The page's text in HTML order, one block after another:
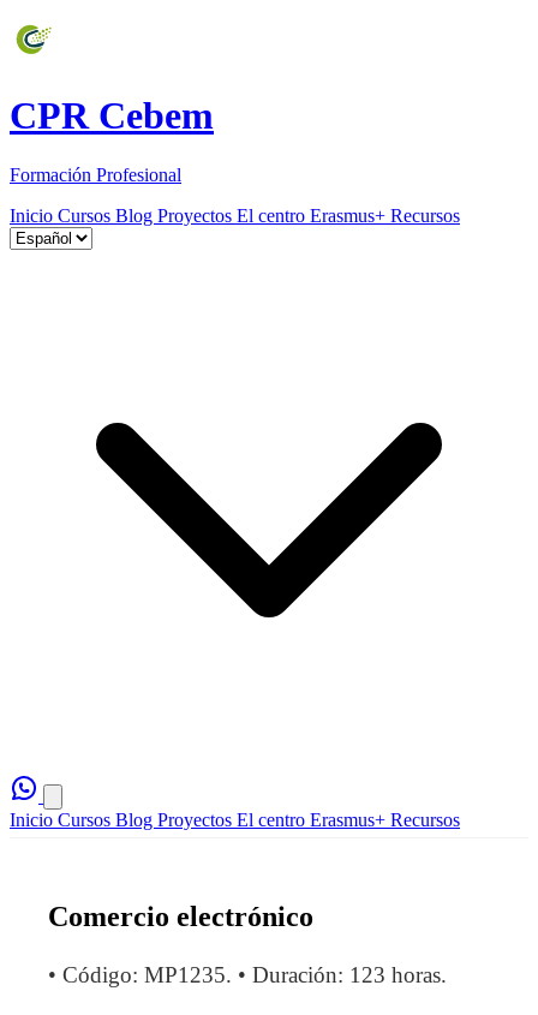
CPR Cebem
Formación Profesional
Inicio Cursos Blog Proyectos El centro Erasmus+ Recursos
Inicio Cursos Blog Proyectos El centro Erasmus+ Recursos
Comercio electrónico
• Código: MP1235. • Duración: 123 horas.